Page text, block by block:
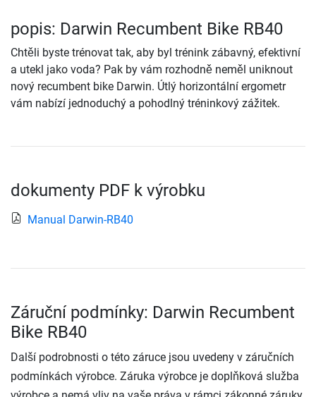
popis: Darwin Recumbent Bike RB40
Chtěli byste trénovat tak, aby byl trénink zábavný, efektivní
a utekl jako voda? Pak by vám rozhodně neměl uniknout
nový recumbent bike Darwin. Útlý horizontální ergometr
vám nabízí jednoduchý a pohodlný tréninkový zážitek.
dokumenty PDF k výrobku
Manual Darwin-RB40
Záruční podmínky: Darwin Recumbent
Bike RB40
Další podrobnosti o této záruce jsou uvedeny v záručních
podmínkách výrobce. Záruka výrobce je doplňková služba